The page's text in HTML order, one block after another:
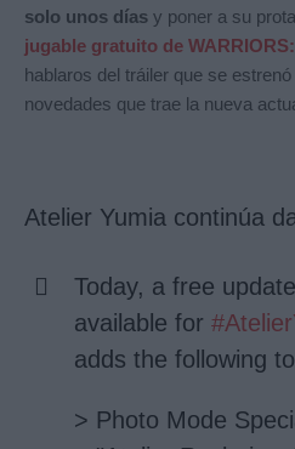
solo unos días y poner a su
jugable gratuito de
hablaros del tráiler que se
novedades que trae la nueva
Atelier Yumia continúa
Today, a free
available for
adds the following
> Photo Mode